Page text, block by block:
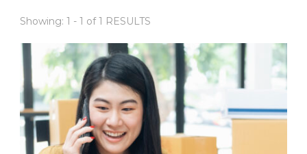
Showing: 1 - 1 of 1 RESULTS